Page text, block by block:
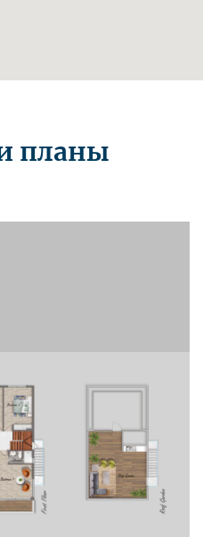
планы